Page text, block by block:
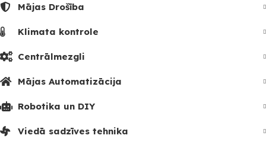
Mājas Drošība
Klimata kontrole
Centrālmezgli
Mājas Automatizācija
Robotika un DIY
Viedā sadzīves tehnika